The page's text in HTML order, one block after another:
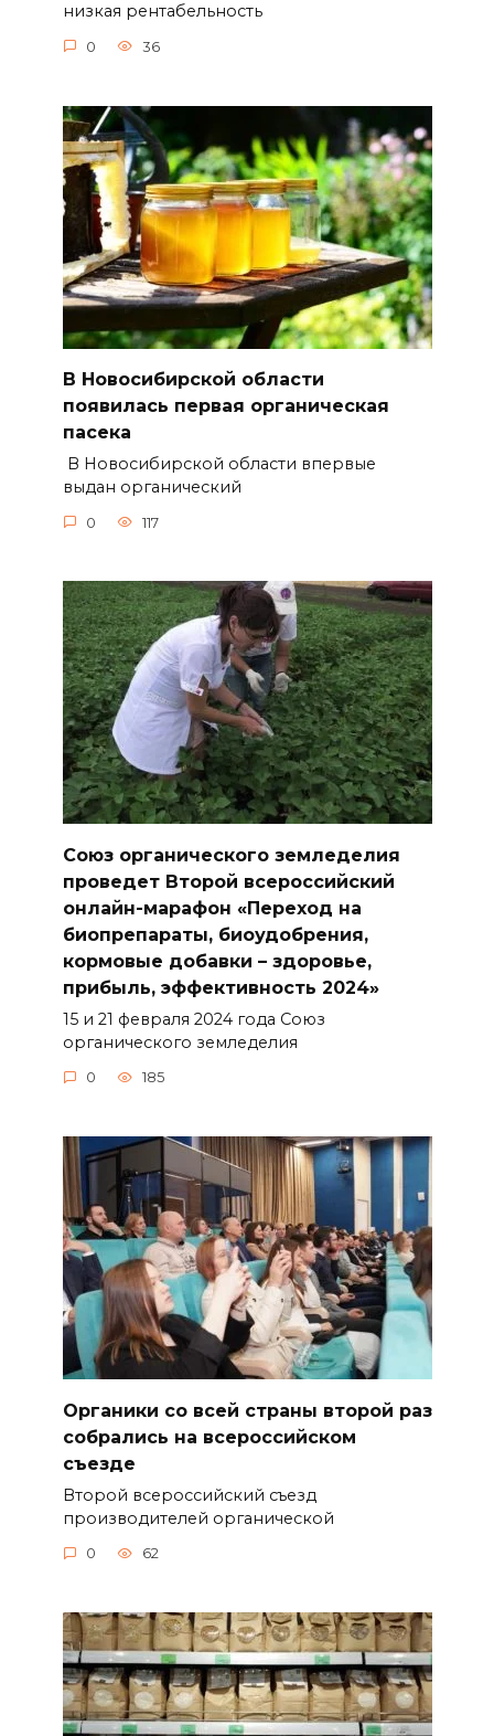
низкая рентабельность
0 36
В Новосибирской области
появилась первая органическая
пасека
В Новосибирской области впервые
выдан органический
0 117
Союз органического земледелия
проведет Второй всероссийский
онлайн-марафон «Переход на
биопрепараты, биоудобрения,
кормовые добавки – здоровье,
прибыль, эффективность 2024»
15 и 21 февраля 2024 года Союз
органического земледелия
0 185
Органики со всей страны второй раз
собрались на всероссийском
съезде
Второй всероссийский съезд
производителей органической
0 62